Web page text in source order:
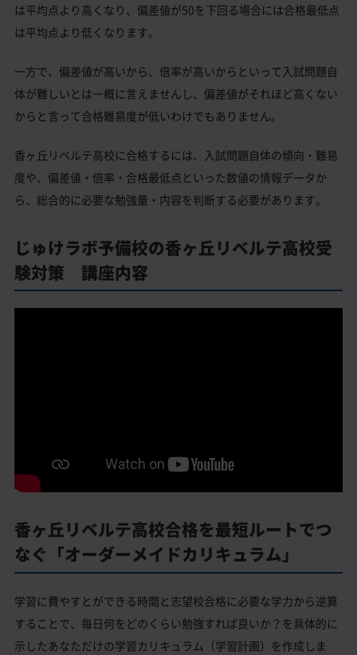
は平均点より高くなり、偏差値が50を下回る場合には合格最低点
は平均点より低くなります。
一方で、偏差値が高いから、倍率が高いからといって入試問題自
体が難しいとは一概に言えませんし、偏差値がそれほど高くない
からと言って合格難易度が低いわけでもありません。
香ヶ丘リベルテ高校に合格するには、入試問題自体の傾向・難易
度や、偏差値・倍率・合格最低点といった数値の情報データか
ら、総合的に必要な勉強量・内容を判断する必要があります。
じゅけラボ予備校の香ヶ丘リベルテ高校受
験対策 講座内容
香ヶ丘リベルテ高校合格を最短ルートでつ
なぐ「オーダーメイドカリキュラム」
学習に費やすとができる時間と志望校合格に必要な学力から逆算
することで、毎日何をどのくらい勉強すれば良いか？を具体的に
示したあなただけの学習カリキュラム（学習計画）を作成しま